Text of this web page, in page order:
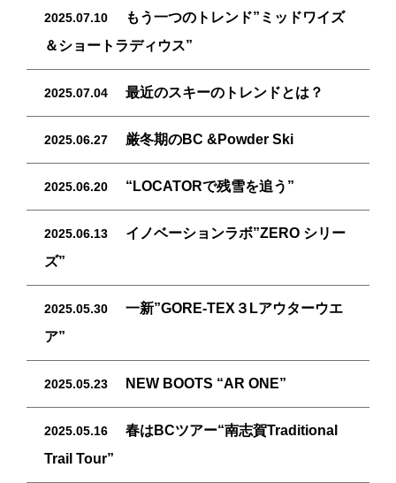
2025.07.10
もう一つのトレンド”ミッドワイズ
＆ショートラディウス”
2025.07.04 最近のスキーのトレンドとは？
2025.06.27 厳冬期のBC &Powder Ski
2025.06.20 “LOCATORで残雪を追う”
2025.06.13
イノベーションラボ”ZERO シリー
ズ”
2025.05.30
一新”GORE-TEX３Lアウターウエ
ア”
2025.05.23 NEW BOOTS “AR ONE”
2025.05.16
春はBCツアー“南志賀Traditional
Trail Tour”